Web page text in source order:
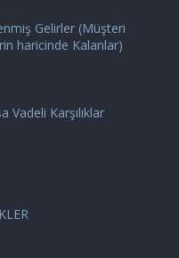
Gelirler (Müşteri
haricinde Kalanlar)
Vadeli Karşılıklar